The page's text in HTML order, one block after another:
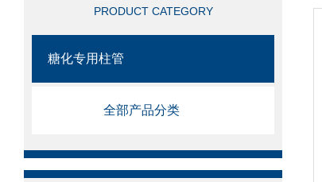
PRODUCT CATEGORY
糖化专用柱管
全部产品分类